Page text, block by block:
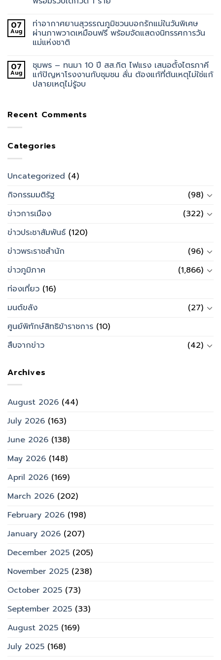
07
Aug
ท่าอากาศยานสุวรรณภูมิชวนบอกรักแม่ในวันพิเศษ
ผ่านภาพวาดเหมือนฟรี พร้อมจัดแสดงนิทรรศการวัน
แม่แห่งชาติ
07
Aug
ชุมพร – ทนมา 10 ปี สส.กิต ไฟแรง เสนอตั้งไตรภาคี
แก้ปัญหาโรงงานกับชุมชน ลั่น ต้องแก้ที่ต้นเหตุไม่ใช่แก้
ปลายเหตุไม่รู้จบ
Recent Comments
Categories
Uncategorized (4)
กิจกรรมมติรัฐ
(98)
ข่าวการเมือง
(322)
ข่าวประชาสัมพันธ์ (120)
ข่าวพระราชสำนัก
(96)
ข่าวภูมิภาค
(1,866)
ท่องเที่ยว (16)
มนต์ขลัง
(27)
ศูนย์พิทักษ์สิทธิข้าราชการ (10)
สืบจากข่าว
(42)
Archives
August 2026 (44)
July 2026 (163)
June 2026 (138)
May 2026 (148)
April 2026 (169)
March 2026 (202)
February 2026 (198)
January 2026 (207)
December 2025 (205)
November 2025 (238)
October 2025 (73)
September 2025 (33)
August 2025 (169)
July 2025 (168)